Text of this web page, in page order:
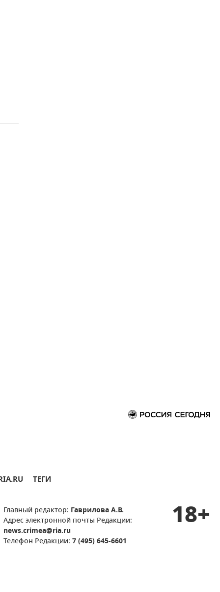
ТЕГИ
Главный редактор: Гаврилова А.В.
Адрес электронной почты Редакции:
news.crimea@ria.ru
Телефон Редакции: 7 (495) 645-6601
18+